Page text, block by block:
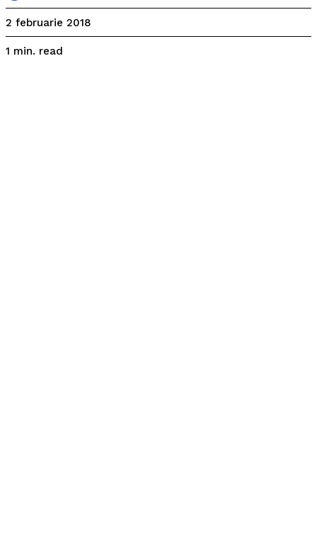
2 februarie 2018
1 min. read